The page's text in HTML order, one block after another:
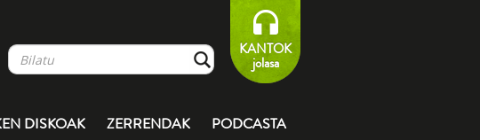
KANTOK
jolasa
DISKOAK ZERRENDAK PODCASTA